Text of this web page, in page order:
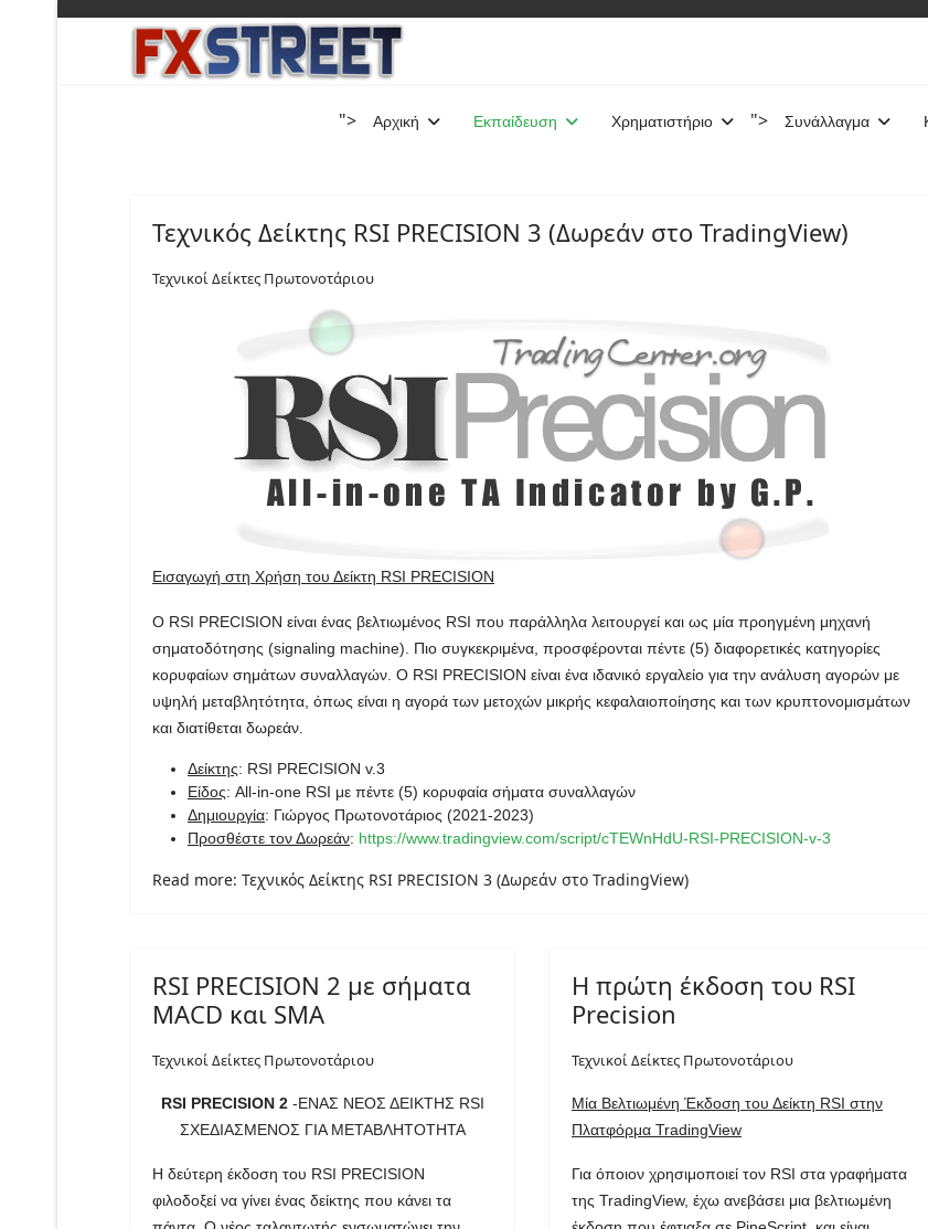
"> Αρχική Εκπαίδευση Χρηματιστήριο "> Συνάλλαγμα
Τεχνικός Δείκτης RSI PRECISION 3 (Δωρεάν στο TradingView)
Τεχνικοί Δείκτες Πρωτονοτάριου
Εισαγωγή στη Χρήση του Δείκτη RSI PRECISION
Ο RSI PRECISION είναι ένας βελτιωμένος RSI που παράλληλα λειτουργεί και ως μία προηγμένη μηχανή
σηματοδότησης (signaling machine). Πιο συγκεκριμένα, προσφέρονται πέντε (5) διαφορετικές κατηγορίες
κορυφαίων σημάτων συναλλαγών. Ο RSI PRECISION είναι ένα ιδανικό εργαλείο για την ανάλυση αγορών με
υψηλή μεταβλητότητα, όπως είναι η αγορά των μετοχών μικρής κεφαλαιοποίησης και των κρυπτονομισμάτων
και διατίθεται δωρεάν.
Δείκτης: RSI PRECISION v.3
Είδος: All-in-one RSI με πέντε (5) κορυφαία σήματα συναλλαγών
Δημιουργία: Γιώργος Πρωτονοτάριος (2021-2023)
Προσθέστε τον Δωρεάν: https://www.tradingview.com/script/cTEWnHdU-RSI-PRECISION-v-3
Read more: Τεχνικός Δείκτης RSI PRECISION 3 (Δωρεάν στο TradingView)
RSI PRECISION 2 με σήματα
MACD και SMA
Τεχνικοί Δείκτες Πρωτονοτάριου
RSI PRECISION 2 -ΕΝΑΣ ΝΕΟΣ ΔΕΙΚΤΗΣ RSI
ΣΧΕΔΙΑΣΜΕΝΟΣ ΓΙΑ ΜΕΤΑΒΛΗΤΟΤΗΤΑ
Η δεύτερη έκδοση του RSI PRECISION
φιλοδοξεί να γίνει ένας δείκτης που κάνει τα
Η πρώτη έκδοση του RSI
Precision
Τεχνικοί Δείκτες Πρωτονοτάριου
Μία Βελτιωμένη Έκδοση του Δείκτη RSI στην
Πλατφόρμα TradingView
Για όποιον χρησιμοποιεί τον RSI στα γραφήματα
της TradingView, έχω ανεβάσει μια βελτιωμένη